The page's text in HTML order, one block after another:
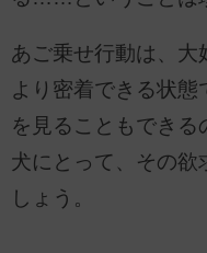
あご乗せ行動は、大
より密着できる状
を見ることもでき
犬にとって、その
しょう。